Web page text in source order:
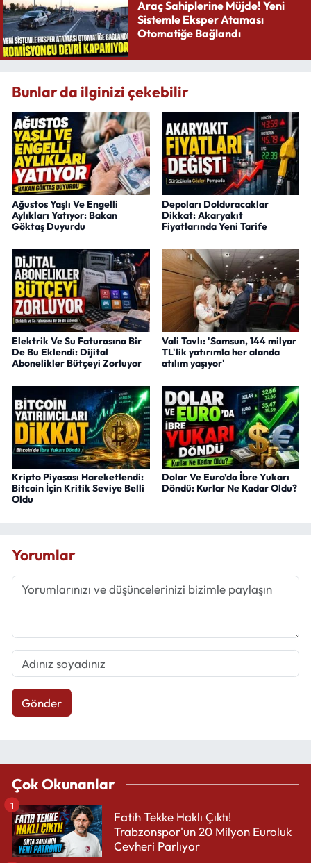
Araç Sahiplerine Müjde! Yeni
Sistemle Eksper Ataması
Otomatiğe Bağlandı
Bunlar da ilginizi çekebilir
Ağustos Yaşlı Ve Engelli
Aylıkları Yatıyor: Bakan
Göktaş Duyurdu
Depoları Dolduracaklar
Dikkat: Akaryakıt
Fiyatlarında Yeni Tarife
Elektrik Ve Su Faturasına Bir
De Bu Eklendi: Dijital
Abonelikler Bütçeyi Zorluyor
Vali Tavlı: 'Samsun, 144 milyar
TL'lik yatırımla her alanda
atılım yaşıyor'
Kripto Piyasası Hareketlendi:
Bitcoin İçin Kritik Seviye Belli
Oldu
Dolar Ve Euro’da İbre Yukarı
Döndü: Kurlar Ne Kadar Oldu?
Yorumlar
Gönder
Çok Okunanlar
Fatih Tekke Haklı Çıktı!
Trabzonspor'un 20 Milyon Euroluk
Cevheri Parlıyor
1